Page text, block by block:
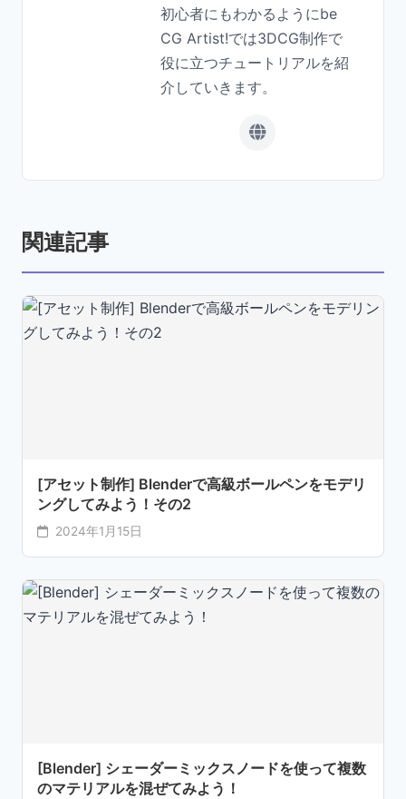
初心者にもわかるようにbe
CG Artist!では3DCG制作で
役に立つチュートリアルを紹
介していきます。
関連記事
[アセット制作] Blenderで高級ボールペンをモデリ
ングしてみよう！その2
2024年1月15日
[Blender] シェーダーミックスノードを使って複数
のマテリアルを混ぜてみよう！